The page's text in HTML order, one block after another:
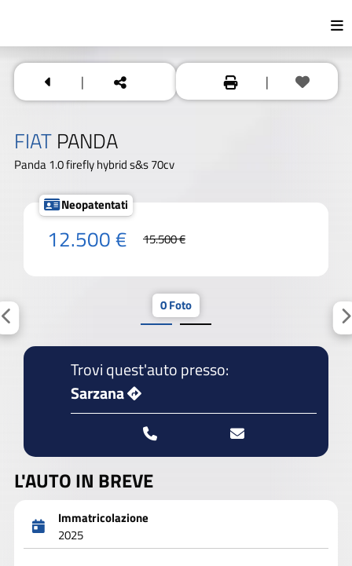
| |
FIAT PANDA
Panda 1.0 firefly hybrid s&s 70cv
Neopatentati
12.500 € 15.500 €
0 Foto
Trovi quest'auto presso:
Sarzana
L'AUTO IN BREVE
Immatricolazione
2025